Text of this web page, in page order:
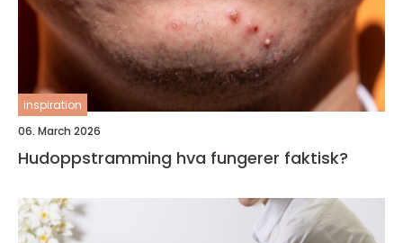
inspiration
06. March 2026
Hudoppstramming hva fungerer faktisk?